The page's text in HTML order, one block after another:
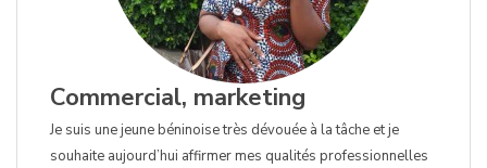
Commercial, marketing
Je suis une jeune béninoise très dévouée à la tâche et je
souhaite aujourd’hui affirmer mes qualités professionnelles